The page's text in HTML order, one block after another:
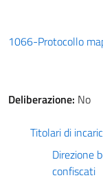
1066-Protocollo
Deliberazione: No
Titolari di
Direzione
confiscati